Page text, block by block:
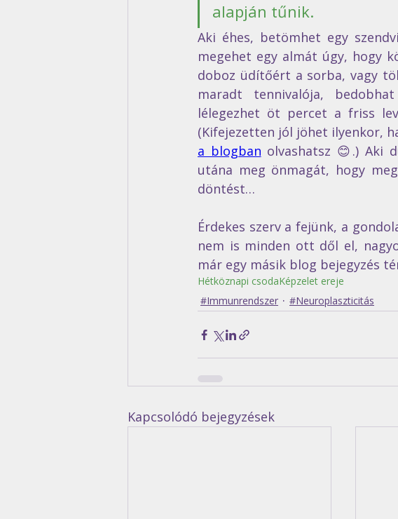
alapján tűnik.
Aki éhes, betömhet egy
megehet egy almát úgy, hogy
doboz üdítőért a sorba, vagy
maradt tennivalója,
lélegezhet öt percet a friss
(Kifejezetten jól jöhet ilyenkor,
a blogban olvashatsz 😊.) Aki
utána meg önmagát, hogy
döntést…
Érdekes szerv a fejünk, a
nem is minden ott dől el,
már egy másik blog bejegyzés
Hétköznapi csodaKépzelet ereje
#Immunrendszer
#Neuroplaszticitás
Kapcsolódó bejegyzések